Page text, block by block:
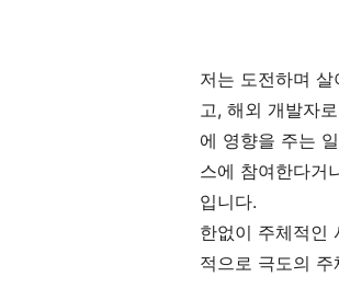
저는 도전하며
고, 해외 개발자
에 영향을 주는
스에 참여한다거
입니다.
한없이 주체적인
적으로 극도의